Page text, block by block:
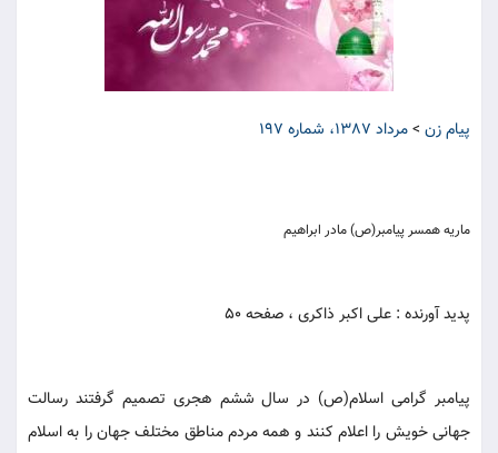
پیام زن >مرداد 1387، شماره 197
ماریه همسر پیامبر(ص) مادر ابراهیم
پدید آورنده : علی اکبر ذاکری ، صفحه 50
پیامبر گرامی اسلام(ص) در سال ششم هجری تصمیم گرفتند رسالت
جهانی خویش را اعلام کنند و همه مردم مناطق مختلف جهان را به اسلام